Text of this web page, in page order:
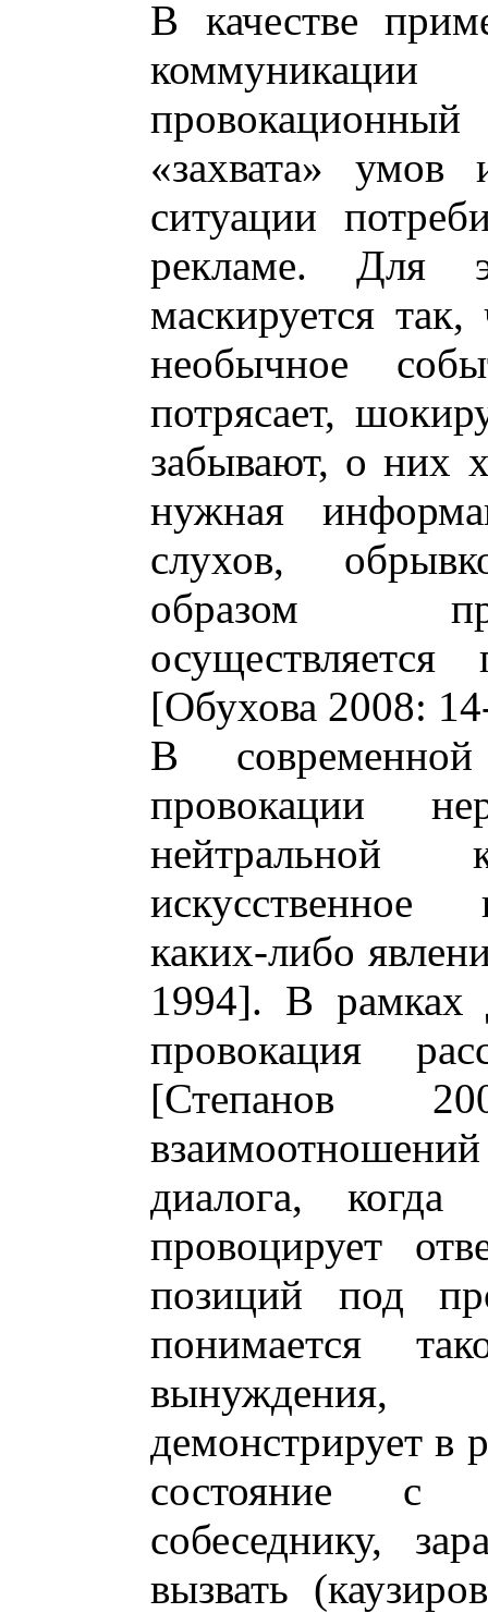
В качестве
«захвата» умов
ситуации
рекламе. Для
маскируется
необычное
потрясает,
забывают, о них
нужная
слухов,
образом
[Обухова 2008:
В
провокации
искусственное
каких-либо
1994]. В рамках
провокация
[Степанов
диалога, когда
провоцирует
позиций под
понимается
демонстрирует в
состояние с
собеседнику,
вызвать